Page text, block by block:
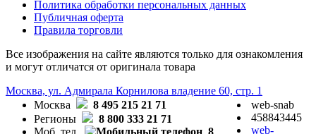
Политика обработки персональных данных
Публичная оферта
Правила торговли
Все изображения на сайте являются только для ознакомления
и могут отличатся от оригинала товара
Москва, ул. Адмирала Корнилова владение 60, стр. 1
Москва
8 495 215 21 71
Регионы
8 800 333 21 71
Моб. тел
8
web-snab
458843445
web-